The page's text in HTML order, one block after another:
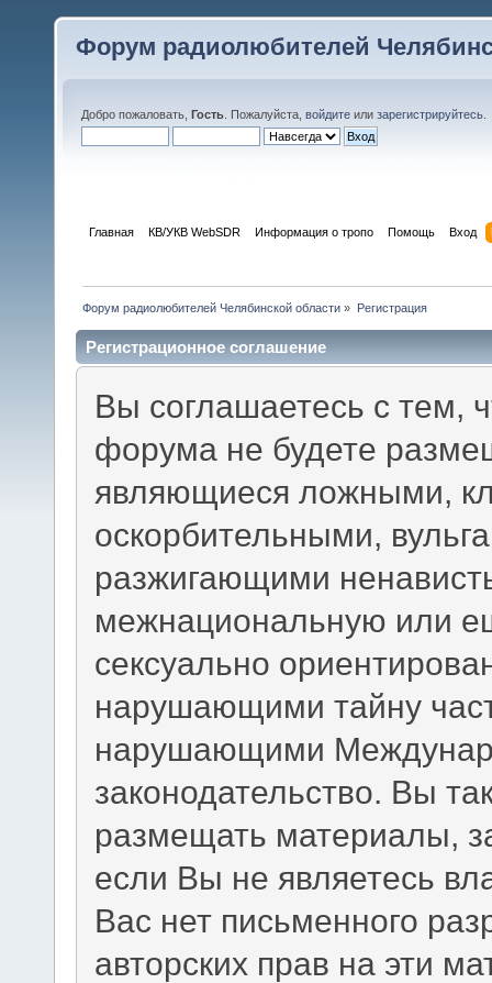
Форум радиолюбителей
Добро пожаловать, Гость . Пожалуйста, войдите или зарегистрируйтесь
Главная КВ/УКВ WebSDR Информация о тропо Помощь Вход
Форум радиолюбителей Челябинской области » Регистрация
Регистрационное соглашение
Вы соглашаетесь с тем,
форума не будете
являющиеся ложными,
оскорбительными,
разжигающими
межнациональную или
сексуально
нарушающими тайну
нарушающими
законодательство. Вы
размещать материалы,
если Вы не являетесь
Вас нет письменного
авторских прав на эти